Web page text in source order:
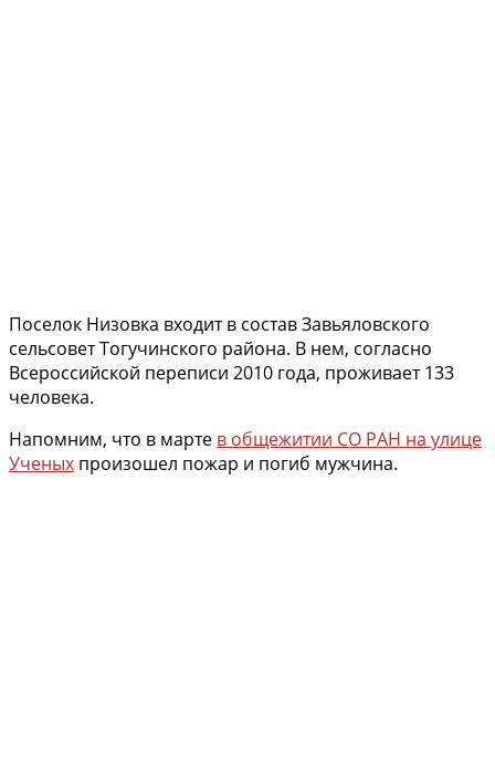
Поселок Низовка входит в состав Завьяловского
сельсовет Тогучинского района. В нем, согласно
Всероссийской переписи 2010 года, проживает 133
человека.
Напомним, что в марте в общежитии СО РАН на улице
Ученых произошел пожар и погиб мужчина.